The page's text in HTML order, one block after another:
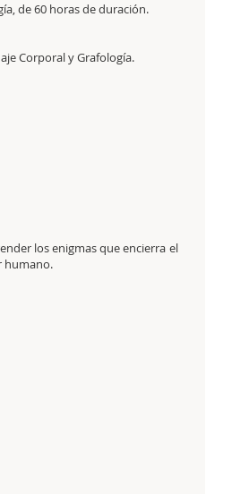
de 60 horas de duración.
Corporal y Grafología.
los enigmas que encierra el
humano.